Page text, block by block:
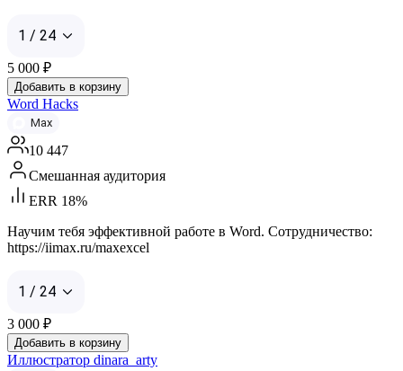
1 / 24
5 000 ₽
Добавить в корзину
Word Hacks
Max
10 447
Смешанная аудитория
ERR 18%
Научим тебя эффективной работе в Word. Сотрудничество:
https://iimax.ru/maxexcel
1 / 24
3 000 ₽
Добавить в корзину
Иллюстратор dinara_arty